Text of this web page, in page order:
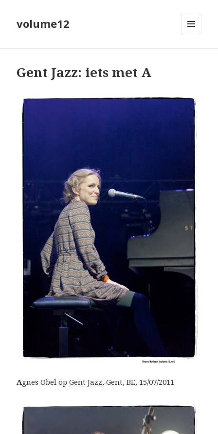
volume12
Gent Jazz: iets met A
Agnes Obel opGent Jazz, Gent, BE, 15/07/2011